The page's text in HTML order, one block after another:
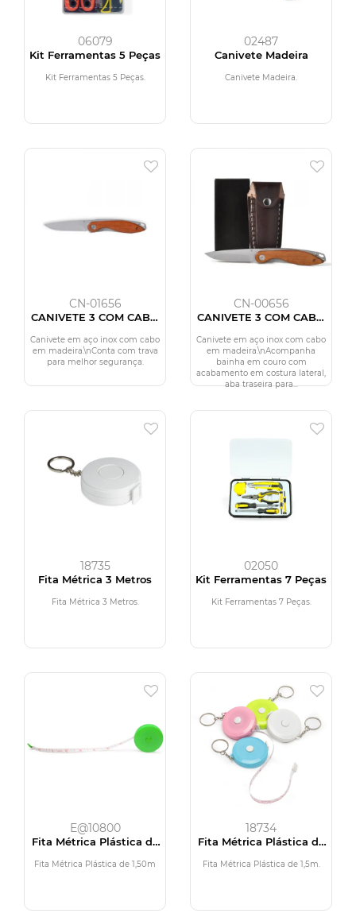
06079
Kit Ferramentas 5 Peças
Kit Ferramentas 5 Peças.
02487
Canivete Madeira
Canivete Madeira.
CN-01656
CANIVETE 3 COM CABO
Canivete em aço inox com cabo
em madeira.\nConta com trava
para melhor segurança.
CN-00656
CANIVETE 3 COM CABO
EM COURO
Canivete em aço inox com cabo
em madeira.\nAcompanha
bainha em couro com
acabamento em costura lateral,
aba traseira para...
18735
Fita Métrica 3 Metros
Fita Métrica 3 Metros.
02050
Kit Ferramentas 7 Peças
Kit Ferramentas 7 Peças.
E@10800
Fita Métrica Plástica de
Fita Métrica Plástica de 1,50m
18734
Fita Métrica Plástica de
Fita Métrica Plástica de 1,5m.